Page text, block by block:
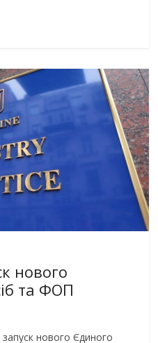
нового
та ФОП
запуск нового Єдиного